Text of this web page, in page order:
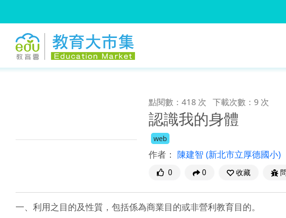
點閱數：418 次 下載次數：9 次
認識我的身體
web
作者： 陳建智 (新北市立厚德國小)
0 0 收藏
一、利用之目的及性質，包括係為商業目的或非營利教育目的。